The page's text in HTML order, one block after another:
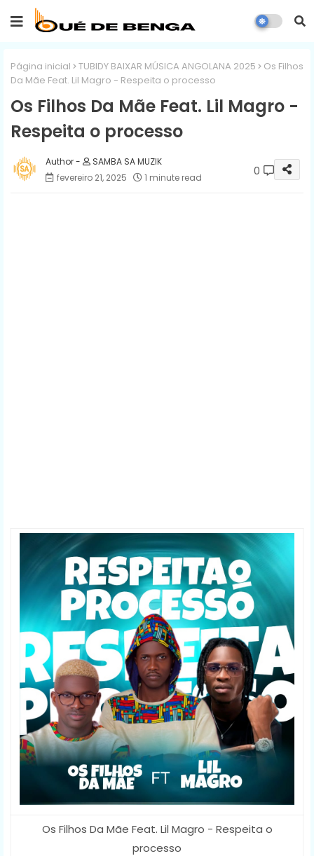
Página inicial TUBIDY BAIXAR MÚSICA ANGOLANA 2025
Os Filhos
Da Mãe Feat. Lil Magro - Respeita o processo
Os Filhos Da Mãe Feat. Lil Magro -
Respeita o processo
SAMBA SA MUZIK
fevereiro 21, 2025
1 minute read 0
Os Filhos Da Mãe Feat. Lil Magro - Respeita o
processo